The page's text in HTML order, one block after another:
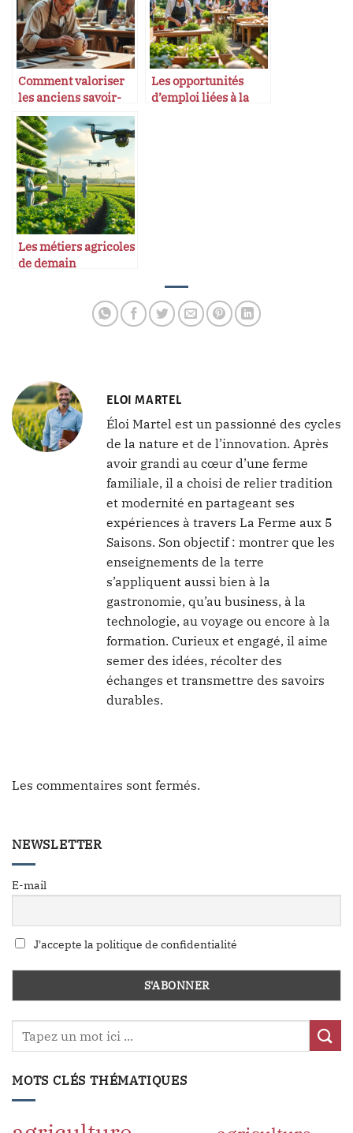
Comment valoriser
les anciens savoir-
faire dans l’économie
moderne
Les opportunités
d’emploi liées à la
Les métiers agricoles
de demain
ELOI MARTEL
Éloi Martel est un passionné des cycles
de la nature et de l’innovation. Après
avoir grandi au cœur d’une ferme
familiale, il a choisi de relier tradition
et modernité en partageant ses
expériences à travers La Ferme aux 5
Saisons. Son objectif : montrer que les
enseignements de la terre
s’appliquent aussi bien à la
gastronomie, qu’au business, à la
technologie, au voyage ou encore à la
formation. Curieux et engagé, il aime
semer des idées, récolter des
échanges et transmettre des savoirs
durables.
Les commentaires sont fermés.
NEWSLETTER
E-mail
J'accepte la politique de confidentialité
MOTS CLÉS THÉMATIQUES